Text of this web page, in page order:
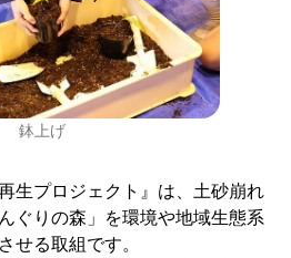
鉢上げ
生プロジェクト』は、土砂崩れ
ぐりの森」を環境や地域生態系
せる取組です。